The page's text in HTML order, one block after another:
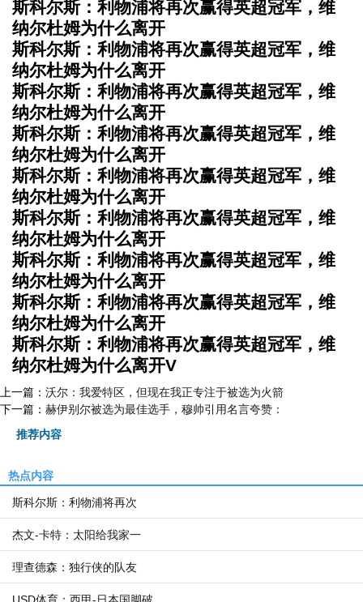
斯科尔斯：利物浦将再次赢得英超冠军，维
纳尔杜姆为什么离开
斯科尔斯：利物浦将再次赢得英超冠军，维
纳尔杜姆为什么离开
斯科尔斯：利物浦将再次赢得英超冠军，维
纳尔杜姆为什么离开
斯科尔斯：利物浦将再次赢得英超冠军，维
纳尔杜姆为什么离开
斯科尔斯：利物浦将再次赢得英超冠军，维
纳尔杜姆为什么离开
斯科尔斯：利物浦将再次赢得英超冠军，维
纳尔杜姆为什么离开
斯科尔斯：利物浦将再次赢得英超冠军，维
纳尔杜姆为什么离开
斯科尔斯：利物浦将再次赢得英超冠军，维
纳尔杜姆为什么离开
斯科尔斯：利物浦将再次赢得英超冠军，维
纳尔杜姆为什么离开V
上一篇： 沃尔：我爱特区，但现在我正专注于被选为火箭
下一篇： 赫伊别尔被选为最佳选手，穆帅引用名言夸赞：
推荐内容
热点内容
斯科尔斯：利物浦将再次
杰文-卡特：太阳给我家一
理查德森：独行侠的队友